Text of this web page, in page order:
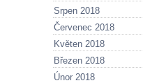
Srpen 2018
Červenec 2018
Květen 2018
Březen 2018
Únor 2018